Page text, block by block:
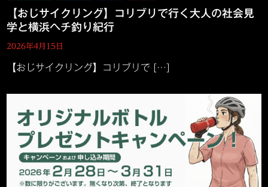
【おじサイクリング】コリブリで行く大人の社会見
学と横浜ヘチ釣り紀行
2026年4月15日
【おじサイクリング】コリブリで […]